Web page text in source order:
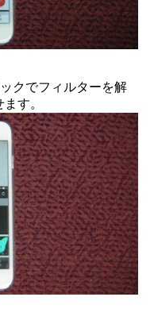
クでフィルターを解
す。